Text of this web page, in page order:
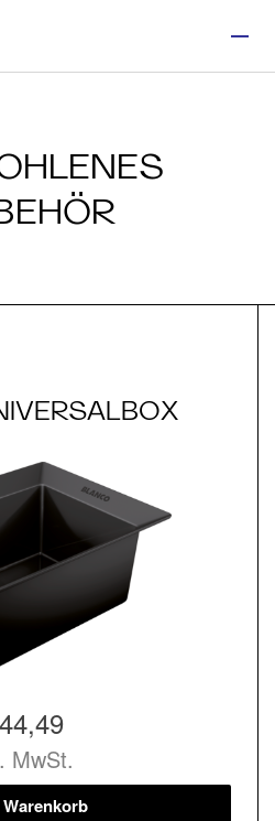
MwSt.